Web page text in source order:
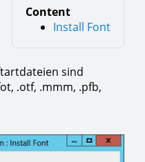
Content
Install Font
sind
.otf, .mmm, .pfb,